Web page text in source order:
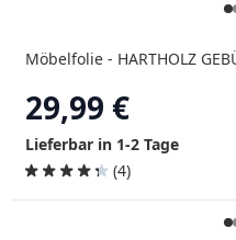
Möbelfolie - HARTHOLZ
29,99 €
Lieferbar in 1-2 Tage
(4)